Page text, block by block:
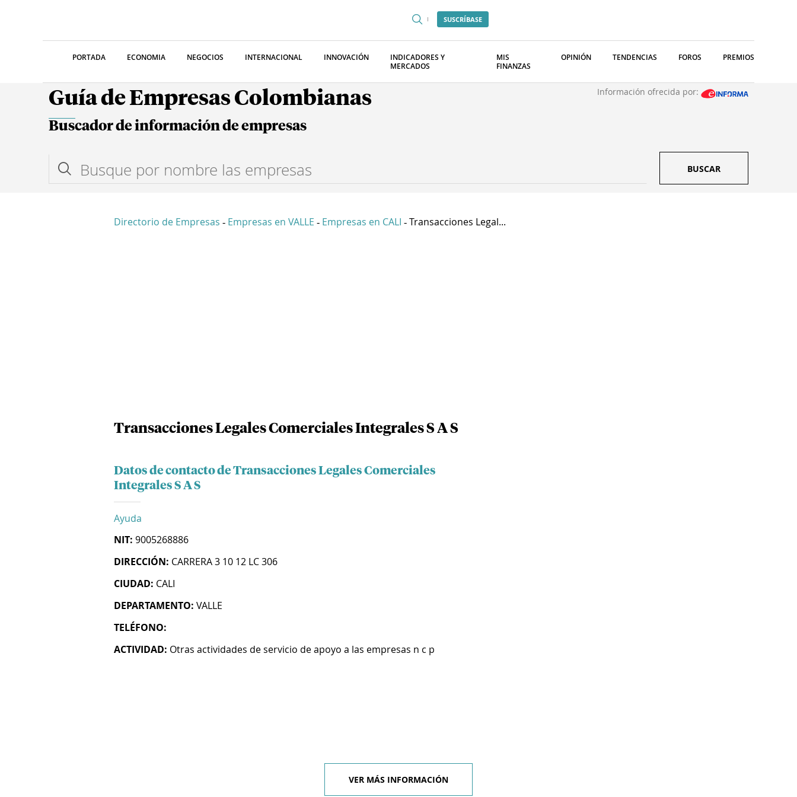
SUSCRÍBASE
PORTADA ECONOMIA NEGOCIOS INTERNACIONAL INNOVACIÓN
INDICADORES Y
MERCADOS
MIS
FINANZAS
OPINIÓN TENDENCIAS FOROS PREMIOS
Guía de Empresas Colombianas Información ofrecida por:
Buscador de información de empresas
BUSCAR
Directorio de Empresas - Empresas en VALLE - Empresas en CALI - Transacciones Legal...
Transacciones Legales Comerciales Integrales S A S
Datos de contacto de Transacciones Legales Comerciales
Integrales S A S
Ayuda
NIT: 9005268886
DIRECCIÓN: CARRERA 3 10 12 LC 306
CIUDAD: CALI
DEPARTAMENTO: VALLE
TELÉFONO:
ACTIVIDAD: Otras actividades de servicio de apoyo a las empresas n c p
VER MÁS INFORMACIÓN